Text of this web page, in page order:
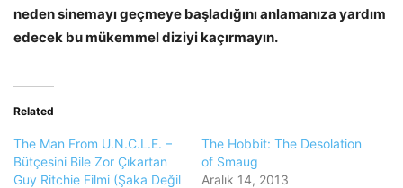
neden sinemayı geçmeye başladığını anlamanıza yardım
edecek bu mükemmel diziyi kaçırmayın.
Related
The Man From U.N.C.L.E. –
Bütçesini Bile Zor Çıkartan
Guy Ritchie Filmi (Şaka Değil
The Hobbit: The Desolation
of Smaug
Aralık 14, 2013